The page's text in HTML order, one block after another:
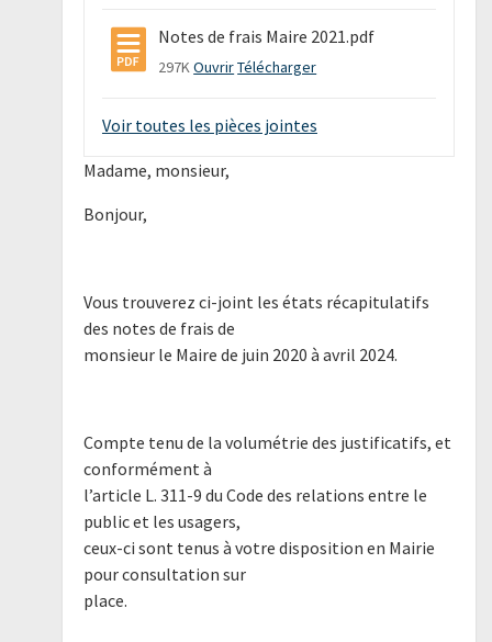
Notes de frais Maire 2021.pdf
297KOuvrirTélécharger
Voir toutes les pièces jointes
Madame, monsieur,
Bonjour,
Vous trouverez ci-joint les états récapitulatifs
des notes de frais de
monsieur le Maire de juin 2020 à avril 2024.
Compte tenu de la volumétrie des justificatifs, et
conformément à
l’article L. 311-9 du Code des relations entre le
public et les usagers,
ceux-ci sont tenus à votre disposition en Mairie
pour consultation sur
place.